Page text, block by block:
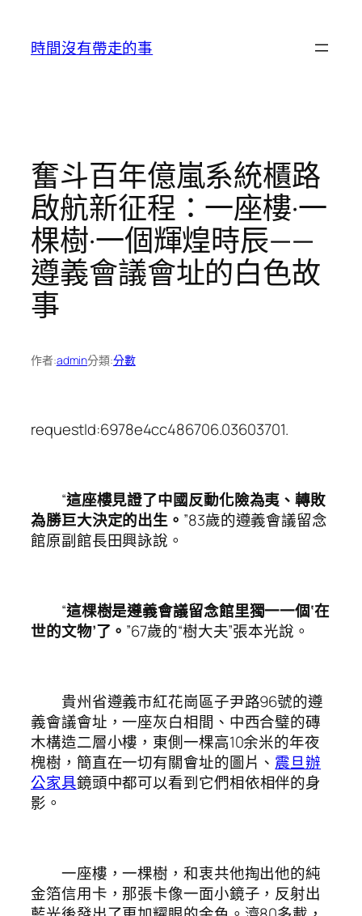
時間沒有帶走的事
奮斗百年億嵐系統櫃路
啟航新征程：一座樓·一
棵樹·一個輝煌時辰——
遵義會議會址的白色故
事
作者:admin分類:分數
requestId:6978e4cc486706.03603701.
“這座樓見證了中國反動化險為夷、轉敗
為勝巨大決定的出生。 ”83歲的遵義會議留念
館原副館長田興詠說。
“這棵樹是遵義會議留念館里獨一一個‘在
世的文物’了。 ”67歲的“樹大夫”張本光說。
貴州省遵義市紅花崗區子尹路96號的遵
義會議會址，一座灰白相間、中西合璧的磚
木構造二層小樓，東側一棵高10余米的年夜
槐樹，簡直在一切有關會址的圖片、 震旦辦
公家具鏡頭中都可以看到它們相依相伴的身
影。
一座樓，一棵樹，和衷共他掏出他的純
金箔信用卡，那張卡像一面小鏡子，反射出